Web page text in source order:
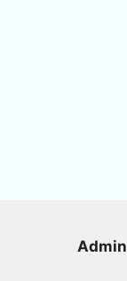
Admin